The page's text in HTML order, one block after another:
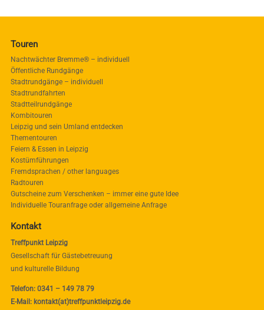
Touren
Nachtwächter Bremme® – individuell
Öffentliche Rundgänge
Stadtrundgänge – individuell
Stadtrundfahrten
Stadtteilrundgänge
Kombitouren
Leipzig und sein Umland entdecken
Thementouren
Feiern & Essen in Leipzig
Kostümführungen
Fremdsprachen / other languages
Radtouren
Gutscheine zum Verschenken – immer eine gute Idee
Individuelle Touranfrage oder allgemeine Anfrage
Kontakt
Treffpunkt Leipzig
Gesellschaft für Gästebetreuung
und kulturelle Bildung
Telefon: 0341 – 149 78 79
E-Mail: kontakt(at)treffpunktleipzig.de